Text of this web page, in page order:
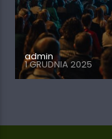
admin
1 GRUDNIA 2025